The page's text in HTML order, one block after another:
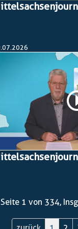
Seite 1 von 334,